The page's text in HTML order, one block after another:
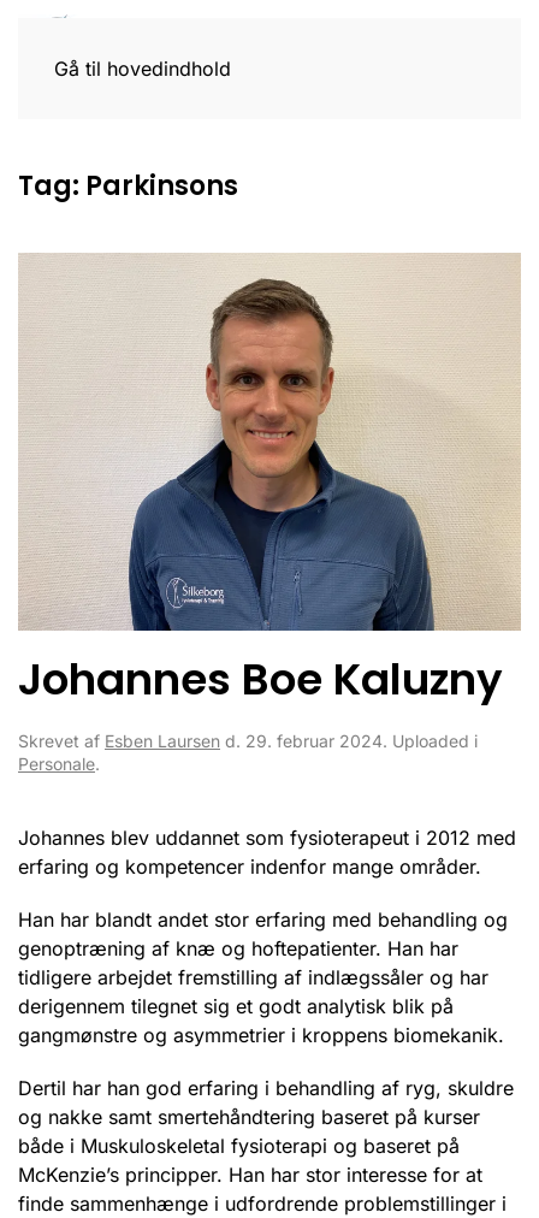
Gå til hovedindhold
Tag: Parkinsons
Johannes Boe Kaluzny
Skrevet af Esben Laursen d. 29. februar 2024. Uploaded i
Personale.
Johannes blev uddannet som fysioterapeut i 2012 med
erfaring og kompetencer indenfor mange områder.
Han har blandt andet stor erfaring med behandling og
genoptræning af knæ og hoftepatienter. Han har
tidligere arbejdet fremstilling af indlægssåler og har
derigennem tilegnet sig et godt analytisk blik på
gangmønstre og asymmetrier i kroppens biomekanik.
Dertil har han god erfaring i behandling af ryg, skuldre
og nakke samt smertehåndtering baseret på kurser
både i Muskuloskeletal fysioterapi og baseret på
McKenzie’s principper. Han har stor interesse for at
finde sammenhænge i udfordrende problemstillinger i